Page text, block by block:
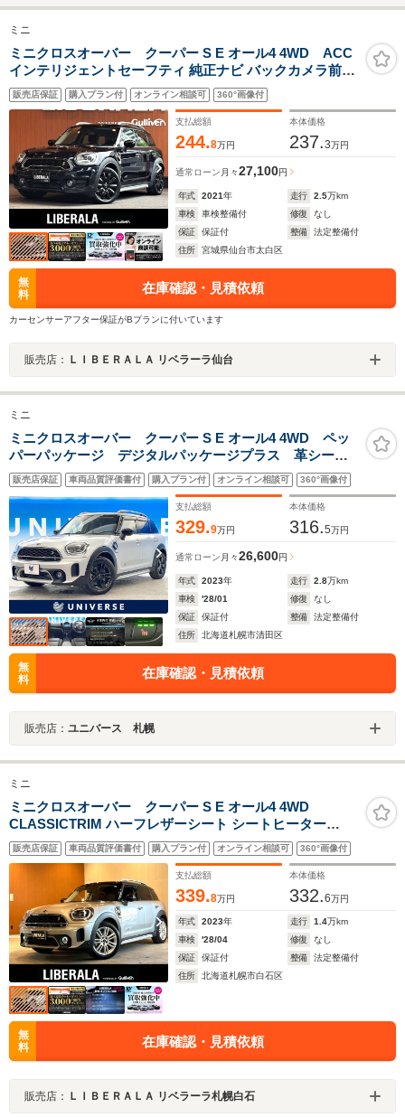
ー 禁煙車 7インチ
ナビ バックカメラ
ETC アダプティブク
ルーズコントロール
両側電動スライドド
ア LEDヘッドライト
ォグランプ
防止 アイド
トップ 純正
ミニ
ミニクロスオーバー クーパー S E オール4 4WD ACC
インテリジェントセーフティ 純正ナビ バックカメラ前後
PDC パーキングアシスト LEDヘッドライト オートライ
ト コンフォートアクセス パワーバックドア 18インチAW
ステアリングスイッチ MINIドライビングモード
販売店保証 購入プラン付 オンライン相談可 360°画像付
支払総額
244.8万円
本体価格
237.3万円
通常ローン 月々27,100円
年式 2021年 走行 2.5万km
車検
車検整備付 修復
なし
保証
保証付 整備
法定整備付
住所
宮城県仙台市太白区
無
料
在庫確認・見積依頼
カーセンサーアフター保証がBプランに付いています
販売店： ＬＩＢＥＲＡＬＡ リベラーラ仙台
ミニ
ミニクロスオーバー クーパー S E オール4 4WD ペッ
パーパッケージ デジタルパッケージプラス 革シー
ト シートヒーター ワイヤレスチャージャー アダプ
ティブクルーズコントロール 純正ナビ Bluetooth バ
ックカメラ ETC
販売店保証 車両品質評価書付 購入プラン付 オンライン相談可 360°画像付
支払総額
329.9万円
本体価格
316.5万円
通常ローン 月々26,600円
年式 2023年 走行 2.8万km
車検
'28/01 修復
なし
保証
保証付 整備
法定整備付
住所
北海道札幌市清田区
無
料
在庫確認・見積依頼
販売店： ユニバース 札幌
ミニ
ミニクロスオーバー クーパー S E オール4 4WD
CLASSICTRIM ハーフレザーシート シートヒーター
AppleCarPlay バックカメラ PDC パーキングアシスト
ACC 衝突警告 車線逸脱警告 LEDヘッドライト パワーテ
ールゲート 18インチアロイホイール 禁煙車
販売店保証 車両品質評価書付 購入プラン付 オンライン相談可 360°画像付
支払総額
339.8万円
本体価格
332.6万円
年式 2023年 走行 1.4万km
車検
'28/04 修復
なし
保証
保証付 整備
法定整備付
住所
北海道札幌市白石区
無
料
在庫確認・見積依頼
販売店： ＬＩＢＥＲＡＬＡ リベラーラ札幌白石